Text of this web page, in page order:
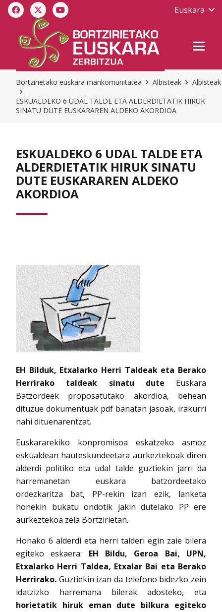
Euskara
Bortzirietako euskara mankomunitatea Albisteak
Albisteak
ESKUALDEKO 6 UDAL TALDE ETA ALDERDIETATIK HIRUK
SINATU DUTE EUSKARAREN ALDEKO AKORDIOA
ESKUALDEKO 6 UDAL TALDE ETA
ALDERDIETATIK HIRUK SINATU
DUTE EUSKARAREN ALDEKO
AKORDIOA
EH Bilduk, Etxalarko Herri Taldeak eta Berako
Herrirako taldeak sinatu dute Euskara
Batzordeek proposatutako akordioa, behean
dituzue dokumentuak pdf banatan jasoak, irakurri
nahi dituenarentzat.
Euskararekiko konpromisoa eskatzeko asmoz
eskualdean hauteskundeetara aurkeztekoak diren
alderdi politiko eta udal talde guztiekin jarri da
harremanetan euskara batzordeetako
ordezkaritza bat, PP-rekin izan ezik, lanketa
honekin bukatu ondotik jakin dutelako PP ere
aurkeztekoa zela Bortzirietan.
Honako 6 alderdi eta herri talderi egin zaie bilera
egiteko eskaera: EH Bildu, Geroa Bai, UPN,
Etxalarko Herri Taldea, Etxalar Bai eta Berako
Herrirako. Guztiekin izan da telefono bidezko zein
idatzizko harremana bilerak adosteko, eta
horietatik hiruk eman dute bilkura egiteko